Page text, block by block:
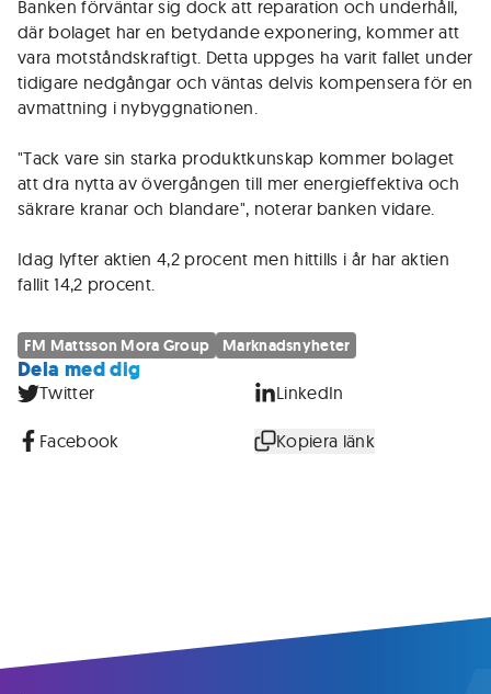
Banken förväntar sig dock att reparation och underhåll,
där bolaget har en betydande exponering, kommer att
vara motståndskraftigt. Detta uppges ha varit fallet under
tidigare nedgångar och väntas delvis kompensera för en
avmattning i nybyggnationen.
"Tack vare sin starka produktkunskap kommer bolaget
att dra nytta av övergången till mer energieffektiva och
säkrare kranar och blandare", noterar banken vidare.
Idag lyfter aktien 4,2 procent men hittills i år har aktien
fallit 14,2 procent.
FM Mattsson Mora Group Marknadsnyheter
Dela med dig
Twitter LinkedIn
Facebook Kopiera länk